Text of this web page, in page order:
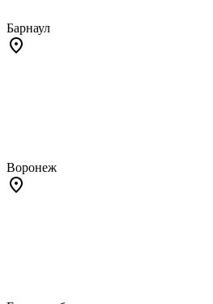
Барнаул
Воронеж